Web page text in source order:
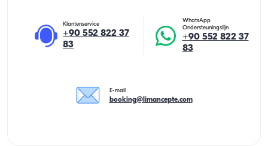
Klantenservice
+90 552 822 37
83
WhatsApp
Ondersteuningslijn
+90 552 822 37
83
E-mail
booking@limancepte.com